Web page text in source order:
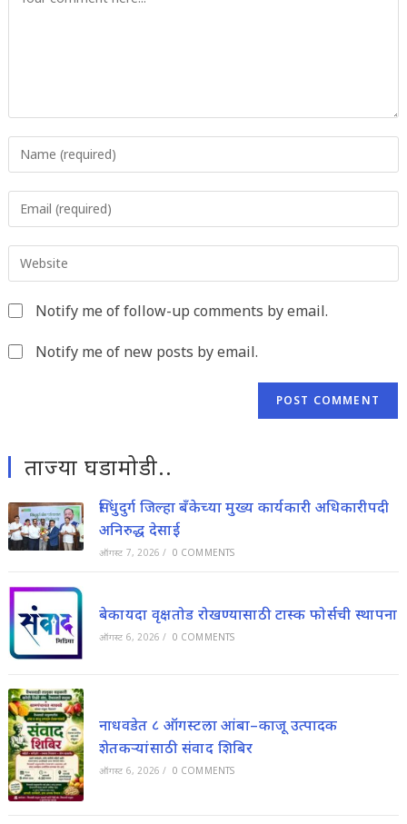
your
username
to
comment
your
address
toyour
URL
Notify me of follow-up comments by email.
Notify me of new posts by email.
ताज्या घडामोडी..
सिंधुदुर्ग जिल्हा बँकेच्या मुख्य कार्यकारी अधिकारीपदी
अनिरुद्ध देसाई
ऑगस्ट 7, 2026 / 0 COMMENTS
बेकायदा वृक्षतोड रोखण्यासाठी टास्क फोर्सची स्थापना
ऑगस्ट 6, 2026 / 0 COMMENTS
नाधवडेत ८ ऑगस्टला आंबा–काजू उत्पादक
शेतकऱ्यांसाठी संवाद शिबिर
ऑगस्ट 6, 2026 / 0 COMMENTS